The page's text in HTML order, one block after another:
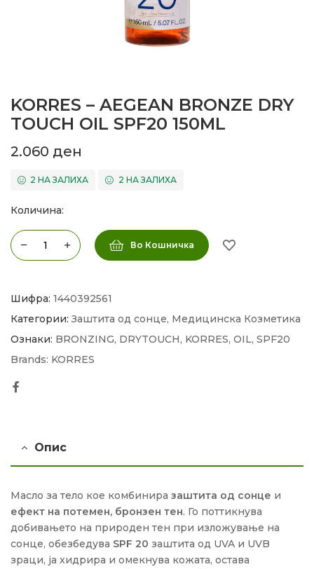
KORRES – AEGEAN BRONZE DRY
TOUCH OIL SPF20 150ML
2.060 ден
2 НА ЗАЛИХА 2 НА ЗАЛИХА
Количина:
Во Кошничка
Шифра: 1440392561
Категории: Заштита од сонце, Медицинска Козметика
Ознаки: BRONZING, DRYTOUCH, KORRES, OIL, SPF20
Brands: KORRES
Опис
Масло за тело кое комбинира заштита од сонце и
ефект на потемен, бронзен тен. Го поттикнува
добивањето на природен тен при изложување на
сонце, обезбедува SPF 20 заштита од UVA и UVB
зраци, ја хидрира и омекнува кожата, остава